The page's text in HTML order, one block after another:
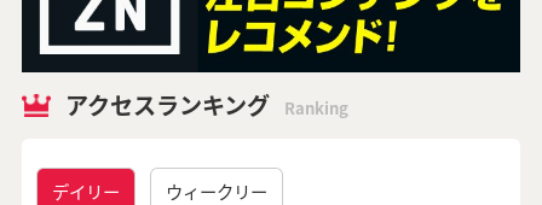
アクセスランキング Ranking
デイリー ウィークリー